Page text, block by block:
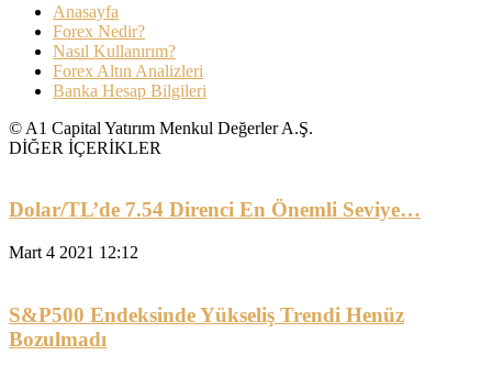
Anasayfa
Forex Nedir?
Nasıl Kullanırım?
Forex Altın Analizleri
Banka Hesap Bilgileri
© A1 Capital Yatırım Menkul Değerler A.Ş.
DİĞER İÇERİKLER
Dolar/TL’de 7.54 Direnci En Önemli Seviye…
Mart 4 2021 12:12
S&P500 Endeksinde Yükseliş Trendi Henüz
Bozulmadı